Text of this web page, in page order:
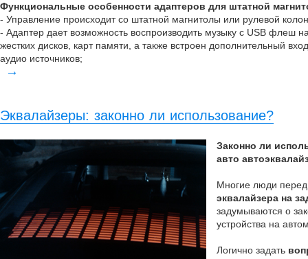
Функциональные особенности адаптеров для штатной
- Управление происходит со штатной магнитолы или рулевой
- Адаптер дает возможность воспроизводить музыку с USB флеш
жестких дисков, карт памяти, а также встроен дополнительный
аудио источников;
→
Эквалайзеры: законно ли использование?
Законно ли
авто
Многие люди перед
эквалайзера на
задумываются о
устройства на
Логично задать